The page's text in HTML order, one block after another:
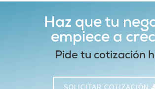
Haz que tu
empiece a
Pide tu cotización
SOLICITAR COTIZACIÓN